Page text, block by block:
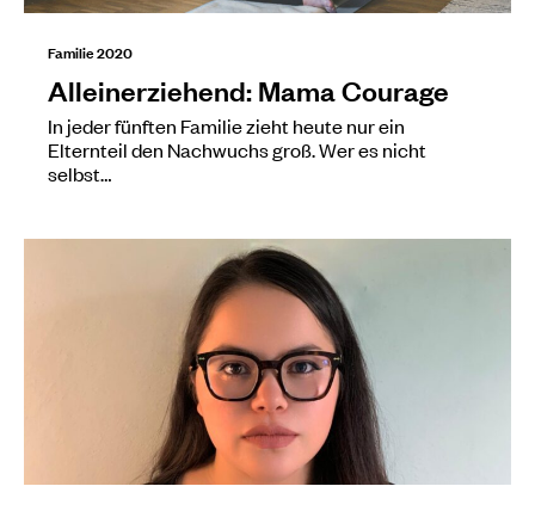
Familie 2020
Alleinerziehend: Mama Courage
In jeder fünften Familie zieht heute nur ein
Elternteil den Nachwuchs groß. Wer es nicht
selbst…